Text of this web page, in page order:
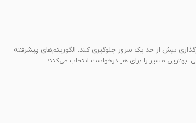
بیش از حد یک سرور جلوگیری کند. الگوریتم‌های پیشرفته
بهترین مسیر را برای هر درخواست انتخاب می‌کنند.